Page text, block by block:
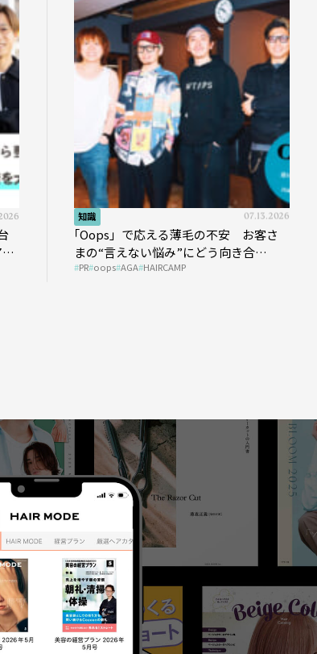
知識 07.13.2026
｢Oops」で応える薄毛の不安 お客さ
まの“言えない悩み”にどう向き合
う？ ＃01
PR oops AGA HAIRCAMP